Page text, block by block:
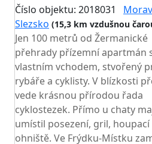
Číslo objektu: 2018031
Slezsko (15,3 km vzdušnou
Jen 100 metrů od Žermanické
přehrady přízemní apartmán
vlastním vchodem, stvořený
rybáře a cyklisty. V blízkosti
vede krásnou přírodou řada
cyklostezek. Přímo u chaty
umístil posezení, gril, houpací
ohniště. Ve Frýdku-Místku